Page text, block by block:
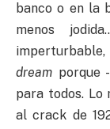
banco o en la
menos
dream porque
para todos. Lo
al crack de